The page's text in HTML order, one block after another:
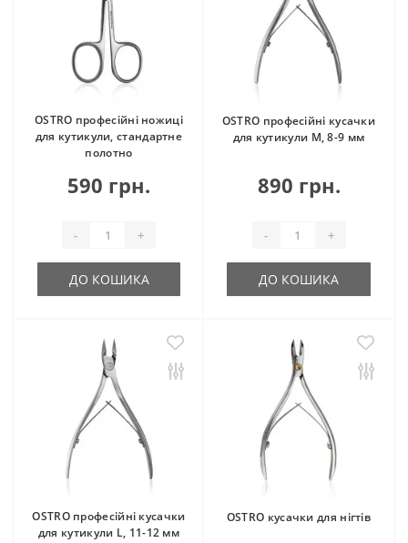
OSTRO професійні ножиці
для кутикули, стандартне
полотно
590 грн.
- +
ДО КОШИКА
OSTRO професійні кусачки
для кутикули M, 8-9 мм
890 грн.
- +
ДО КОШИКА
OSTRO професійні кусачки
для кутикули L, 11-12 мм
OSTRO кусачки для нігтів